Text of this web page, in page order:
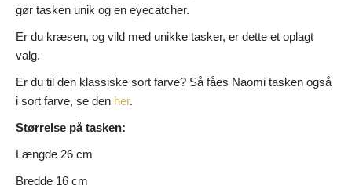
gør tasken unik og en eyecatcher.
Er du kræsen, og vild med unikke tasker, er dette et oplagt
valg.
Er du til den klassiske sort farve? Så fåes Naomi tasken også
i sort farve, se den her.
Størrelse på tasken:
Længde 26 cm
Bredde 16 cm